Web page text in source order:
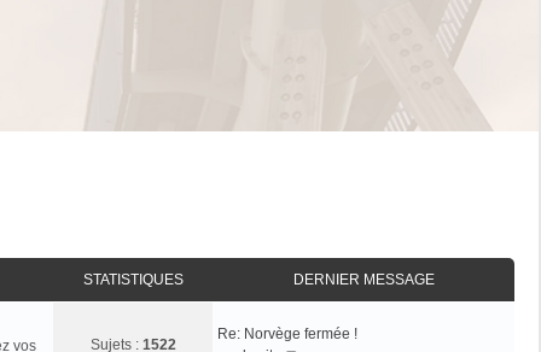
STATISTIQUES DERNIER MESSAGE
vos Sujets : 1522
Re: Norvège fermée !